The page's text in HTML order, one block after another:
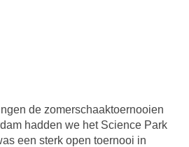
de zomerschaaktoernooien
hadden we het Science Park
een sterk open toernooi in